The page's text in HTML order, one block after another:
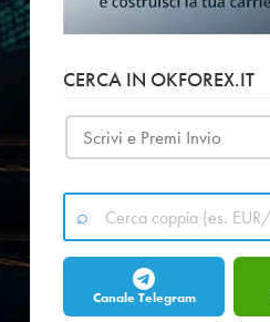
CERCA IN OKFOREX.IT
Canale Telegram